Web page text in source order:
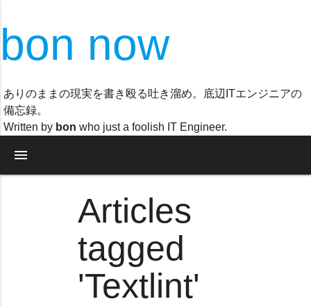
bon now
ありのままの現実を書き殴る吐き溜め。底辺ITエンジニアの
備忘録。
Written by bon who just a foolish IT Engineer.
menu
Articles
tagged
'Textlint'